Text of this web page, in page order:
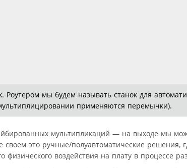
Роутером мы будем называть станок для
применяются перемычки).
мультипликаций — на выходе мы
это ручные/полуавтоматические решения,
физического воздействия на плату в процессе